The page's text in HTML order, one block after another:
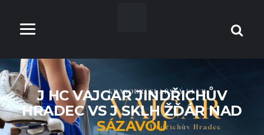
J HC VAJGAR JINDŘICHŮV
HRADEC VS J SKLH ŽĎÁR NAD
SÁZAVOU